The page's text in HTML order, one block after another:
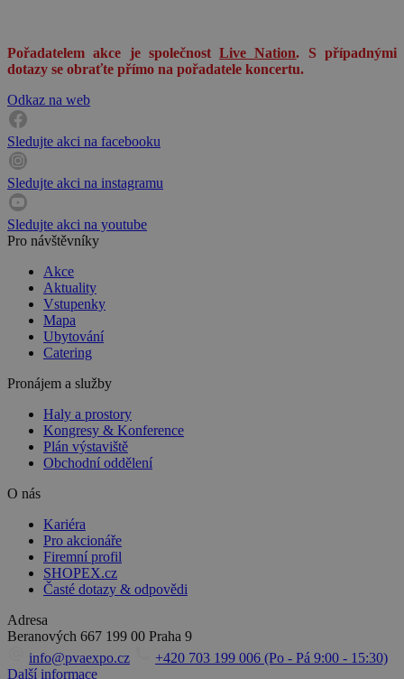
Pořadatelem akce je společnostLive Nation. S případnými
dotazy se obraťte přímo na pořadatele koncertu.
Odkaz na web
Sledujte akci na facebooku
Sledujte akci na instagramu
Sledujte akci na youtube
Pro návštěvníky
Akce
Aktuality
Vstupenky
Mapa
Ubytování
Catering
Pronájem a služby
Haly a prostory
Kongresy & Konference
Plán výstaviště
Obchodní oddělení
O nás
Kariéra
Pro akcionáře
Firemní profil
SHOPEX.cz
Časté dotazy & odpovědi
Adresa
Beranových 667 199 00 Praha 9
info@pvaexpo.cz
+420 703 199 006 (Po - Pá 9:00 - 15:30)
Další informace